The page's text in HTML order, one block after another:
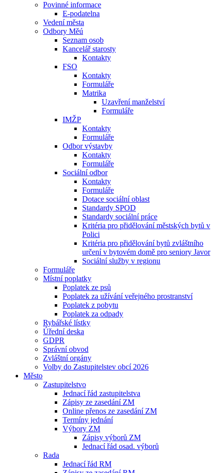
Povinné informace
E-podatelna
Vedení města
Odbory Měú
Seznam osob
Kancelář starosty
Kontakty
FSO
Kontakty
Formuláře
Matrika
Uzavření manželství
Formuláře
IMŽP
Kontakty
Formuláře
Odbor výstavby
Kontakty
Formuláře
Sociální odbor
Kontakty
Formuláře
Dotace sociální oblast
Standardy SPOD
Standardy sociální práce
Kritéria pro přidělování městských bytů v
Polici
Kritéria pro přidělování bytů zvláštního
určení v bytovém domě pro seniory Javor
Sociální služby v regionu
Formuláře
Místní poplatky
Poplatek ze psů
Poplatek za užívání veřejného prostranství
Poplatek z pobytu
Poplatek za odpady
Rybářské lístky
Úřední deska
GDPR
Správní obvod
Zvláštní orgány
Volby do Zastupitelstev obcí 2026
Město
Zastupitelstvo
Jednací řád zastupitelstva
Zápisy ze zasedání ZM
Online přenos ze zasedání ZM
Termíny jednání
Výbory ZM
Zápisy výborů ZM
Jednací řád osad. výborů
Rada
Jednací řád RM